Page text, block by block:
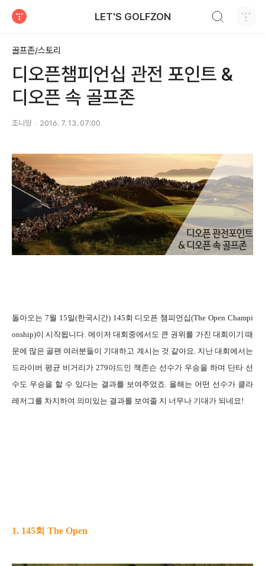
LET'S GOLFZON
골프존/스토리
디오픈챔피언십 관전 포인트 &
디오픈 속 골프존
조니양 2016. 7. 13. 07:00
돌아오는 7월 15일(한국시간) 145회 디오픈 챔피언십(The Open Champi
onship)이 시작됩니다. 메이저 대회중에서도 큰 권위를 가진 대회이기 때
문에 많은 골팬 여러분들이 기대하고 계시는 것 같아요. 지난 대회에서는
드라이버 평균 비거리가 279야드인 잭존슨 선수가 우승을 하며 단타 선
수도 우승을 할 수 있다는 결과를 보여주었죠. 올해는 어떤 선수가 클라
레저그를 차지하여 의미있는 결과를 보여줄 지 너무나 기대가 되네요!
1. 145회 The Open